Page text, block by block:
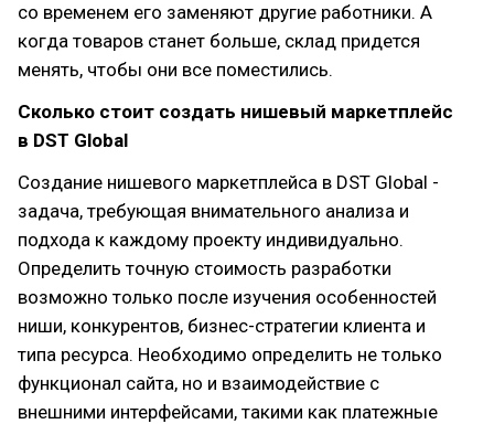
со временем его заменяют другие работники. А
когда товаров станет больше, склад придется
менять, чтобы они все поместились.
Сколько стоит создать нишевый маркетплейс
в DST Global
Создание нишевого маркетплейса в DST Global -
задача, требующая внимательного анализа и
подхода к каждому проекту индивидуально.
Определить точную стоимость разработки
возможно только после изучения особенностей
ниши, конкурентов, бизнес-стратегии клиента и
типа ресурса. Необходимо определить не только
функционал сайта, но и взаимодействие с
внешними интерфейсами, такими как платежные